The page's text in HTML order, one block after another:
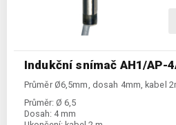
Indukční snímač AH1/AP-
Průměr Ø6,5mm, dosah 4mm, kabel
Průměr: Ø 6,5
Dosah: 4 mm